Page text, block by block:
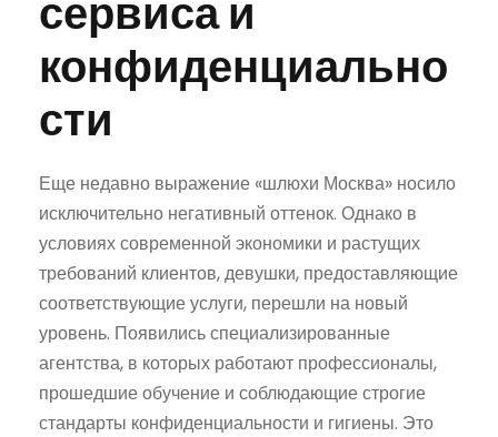
сервиса и
конфиденциально
сти
Еще недавно выражение «шлюхи Москва» носило
исключительно негативный оттенок. Однако в
условиях современной экономики и растущих
требований клиентов, девушки, предоставляющие
соответствующие услуги, перешли на новый
уровень. Появились специализированные
агентства, в которых работают профессионалы,
прошедшие обучение и соблюдающие строгие
стандарты конфиденциальности и гигиены. Это